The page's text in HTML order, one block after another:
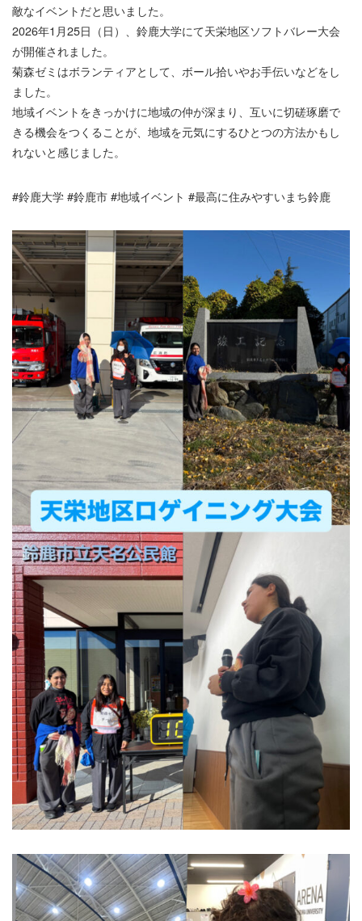
敵なイベントだと思いました。
2026年1月25日（日）、鈴鹿大学にて天栄地区ソフトバレー大会
が開催されました。
菊森ゼミはボランティアとして、ボール拾いやお手伝いなどをし
ました。
地域イベントをきっかけに地域の仲が深まり、互いに切磋琢磨で
きる機会をつくることが、地域を元気にするひとつの方法かもし
れないと感じました。
#鈴鹿大学 #鈴鹿市 #地域イベント #最高に住みやすいまち鈴鹿